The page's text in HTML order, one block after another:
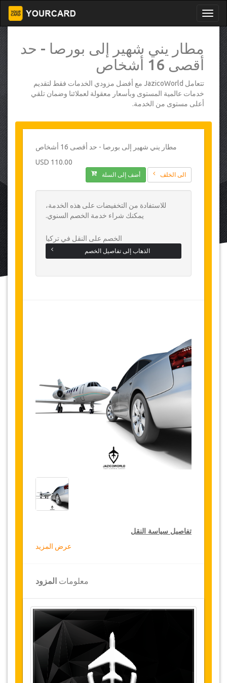
مطار يني شهير إلى بورصا - حد
أقصى 16 أشخاص
تتعامل JazicoWorld مع أفضل مزودي الخدمات فقط لتقديم
خدمات عالمية المستوى وبأسعار معقولة لعملائنا وضمان تلقي
أعلى مستوى من الخدمة.
مطار يني شهير إلى بورصا - حد أقصى 16 أشخاص
110.00 USD
الى الخلف أضف إلى السلة
للاستفادة من التخفيضات على هذه الخدمة،
يمكنك شراء خدمة الخصم السنوي.
الخصم على النقل في تركيا
الذهاب إلى تفاصيل الخصم
تفاصيل سياسة النقل
على النقل في جميع أنحاء تركيا ولمدة 12 شهرا،
للحصول على الخصم الخاص بك على النقل، انقر على
زر "الذهاب إلى تفاصيل الخصم" الموجود أعلاه.
التغييرات على الحجوزات قد تكون ممكنة إذا تم
الإشعار في الوقت المناسب. يرجى الاتصال بنا
للحصول على مزيد من المعلومات.
عرض المزيد
معلومات المزود